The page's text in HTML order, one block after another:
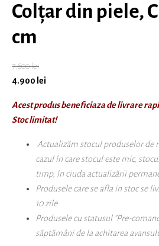
Colțar din piele,
cm
7.600lei
4.900 lei
Acest produs beneficiaza de livrare
Stoc limitat!
Actualizăm stocul produselor de
cazul în care stocul este mic,
timp, în ciuda actualizării
Produsele care se afla in stoc se
10 zile
Produsele cu statusul "Pre-
săptămânide la achitarea